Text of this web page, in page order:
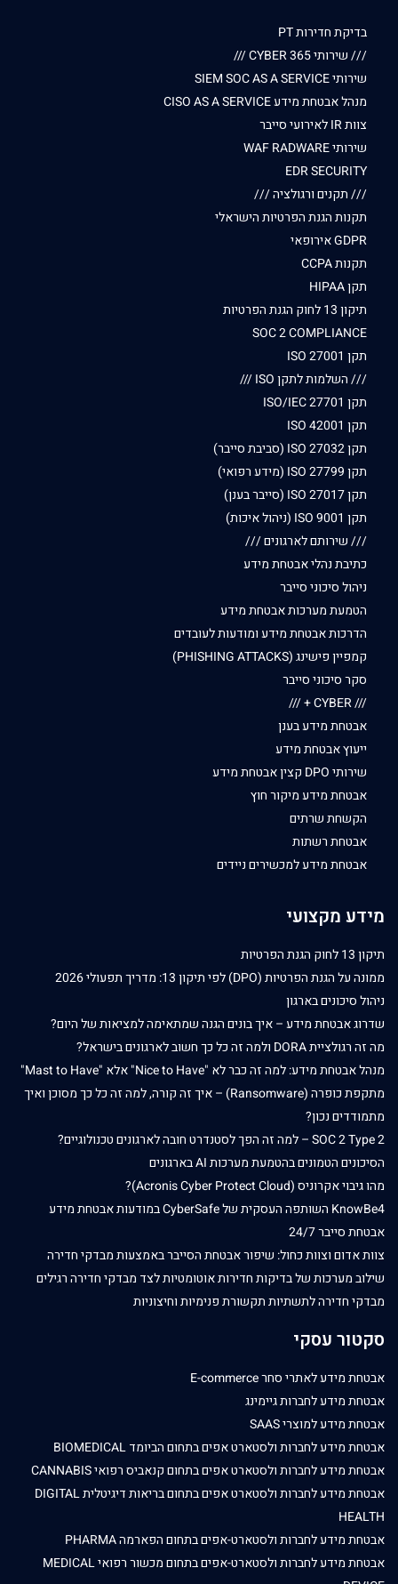
בדיקת חדירות PT
/// שירותי CYBER 365 ///
שירותי SIEM SOC AS A SERVICE
מנהל אבטחת מידע CISO AS A SERVICE
צוות IR לאירועי סייבר
שירותי WAF RADWARE
EDR SECURITY
/// תקנים ורגולציה ///
תקנות הגנת הפרטיות הישראלי
GDPR אירופאי
תקנות CCPA
תקן HIPAA
תיקון 13 לחוק הגנת הפרטיות
SOC 2 COMPLIANCE
תקן ISO 27001
/// השלמות לתקן ISO ///
תקן ISO/IEC 27701
תקן ISO 42001
תקן ISO 27032 (סביבת סייבר)
תקן ISO 27799 (מידע רפואי)
תקן ISO 27017 (סייבר בענן)
תקן ISO 9001 (ניהול איכות)
/// שירותם לארגונים ///
כתיבת נהלי אבטחת מידע
ניהול סיכוני סייבר
הטמעת מערכות אבטחת מידע
הדרכות אבטחת מידע ומודעות לעובדים
קמפיין פישינג (PHISHING ATTACKS)
סקר סיכוני סייבר
/// CYBER + ///
אבטחת מידע בענן
ייעוץ אבטחת מידע
שירותי DPO קצין אבטחת מידע
אבטחת מידע מיקור חוץ
הקשחת שרתים
אבטחת רשתות
אבטחת מידע למכשירים ניידים
מידע מקצועי
תיקון 13 לחוק הגנת הפרטיות
ממונה על הגנת הפרטיות (DPO) לפי תיקון 13: מדריך תפעולי 2026
ניהול סיכונים בארגון
שדרוג אבטחת מידע – איך בונים הגנה שמתאימה למציאות של היום?
מה זה רגולציית DORA ולמה זה כל כך חשוב לארגונים בישראל?
מנהל אבטחת מידע: למה זה כבר לא "Nice to Have" אלא "Mast to Have"
מתקפת כופרה (Ransomware) – איך זה קורה, למה זה כל כך מסוכן ואיך
מתמודדים נכון?
SOC 2 Type 2 – למה זה הפך לסטנדרט חובה לארגונים טכנולוגיים?
הסיכונים הטמונים בהטמעת מערכות AI בארגונים
מהו גיבוי אקרוניס (Acronis Cyber Protect Cloud)?
KnowBe4 השותפה העסקית של CyberSafe במודעות אבטחת מידע
אבטחת סייבר 24/7
צוות אדום וצוות כחול: שיפור אבטחת הסייבר באמצעות מבדקי חדירה
שילוב מערכות של בדיקות חדירות אוטומטיות לצד מבדקי חדירה רגילים
מבדקי חדירה לתשתיות תקשורת פנימיות וחיצוניות
סקטור עסקי
אבטחת מידע לאתרי סחר E-commerce
אבטחת מידע לחברות גיימינג
אבטחת מידע למוצרי SAAS
אבטחת מידע לחברות ולסטארט אפים בתחום הביומד BIOMEDICAL
אבטחת מידע לחברות ולסטארט אפים בתחום קנאביס רפואי CANNABIS
אבטחת מידע לחברות ולסטארט אפים בתחום בריאות דיגיטלית DIGITAL
HEALTH
אבטחת מידע לחברות ולסטארט-אפים בתחום הפארמה PHARMA
אבטחת מידע לחברות ולסטארט-אפים בתחום מכשור רפואי MEDICAL